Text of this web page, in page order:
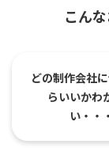
こん
どの制作会社
ら いいかわ
い・・・